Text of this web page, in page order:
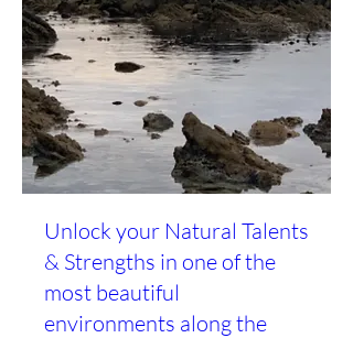
Unlock your Natural Talents
& Strengths in one of the
most beautiful
environments along the